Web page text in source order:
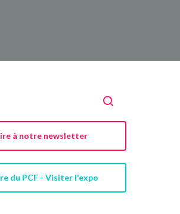
à notre newsletter
du PCF - Visiter l'expo